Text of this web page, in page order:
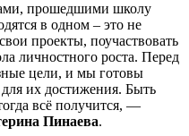
прошедшими школу
в одном – это не
проекты, поучаствовать
личностного роста. Перед
цели, и мы готовы
для их достижения. Быть
всё получится, —
Пинаева.